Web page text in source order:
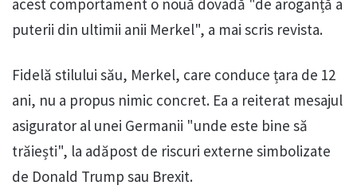
acest comportament o nouă dovadă "de aroganță a
puterii din ultimii anii Merkel", a mai scris revista.
Fidelă stilului său, Merkel, care conduce țara de 12
ani, nu a propus nimic concret. Ea a reiterat mesajul
asigurator al unei Germanii "unde este bine să
trăiești", la adăpost de riscuri externe simbolizate
de Donald Trump sau Brexit.